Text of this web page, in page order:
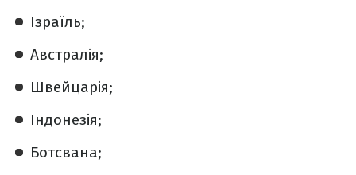
Ізраїль;
Австралія;
Швейцарія;
Індонезія;
Ботсвана;